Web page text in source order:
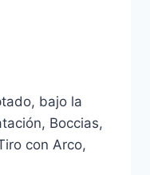
bajo la
Boccias,
con Arco,